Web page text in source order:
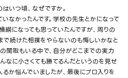
いつ頃、なぜですか。
なかったんです。学校の先生とかになって
綱になっても思っていたんですが、周りの
で続けた相撲をやらないのも悔しいかなと
関取もいる中で、自分がどこまでの実力
なに小さくても勝てるんだというのを見せ
か悩んでいましたが、最後にプロ入りを